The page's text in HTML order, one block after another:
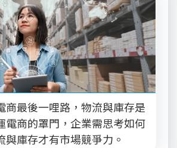
最後一哩路，物流與庫存是
電商的罩門，企業需思考如何
與庫存才有市場競爭力。